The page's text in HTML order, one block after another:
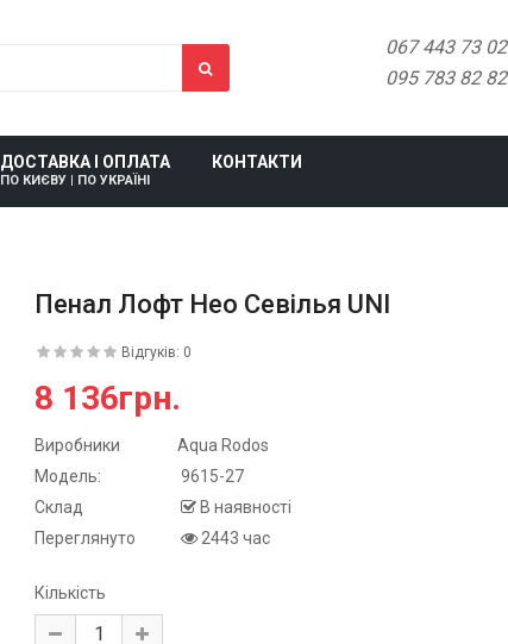
067 443 73 02
095 783 82 82
ДОСТАВКА І ОПЛАТА
ПО КИЄВУ | ПО УКРАЇНІ
КОНТАКТИ
Пенал Лофт Нео Севілья UNI
Відгуків: 0
8 136грн.
Виробники
Aqua Rodos
Модель:
9615-27
Склад
В наявності
Переглянуто
2443 час
Кількість